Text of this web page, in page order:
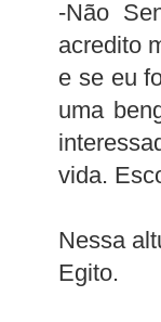
-Não
acredito
e se eu
uma
vida.
Nessa
Egito.